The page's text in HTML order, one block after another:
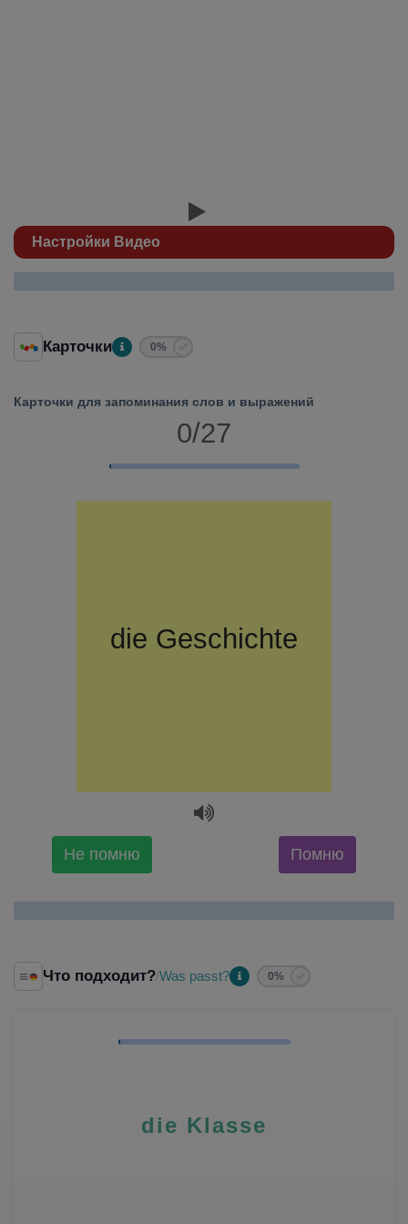
Настройки Видео
Карточки 0%
Карточки для запоминания слов и выражений
0/27
die Geschichte
история
Не помню Помню
Что подходит?/Was passt? 0%
die Klasse